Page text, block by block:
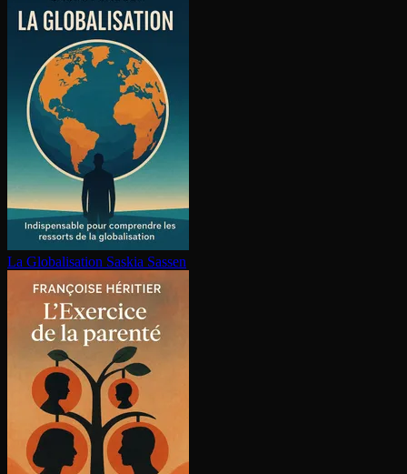
La Glo­ba­li­sa­tion Saskia Sassen